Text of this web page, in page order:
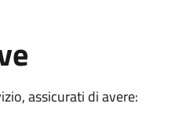
assicurati di avere: